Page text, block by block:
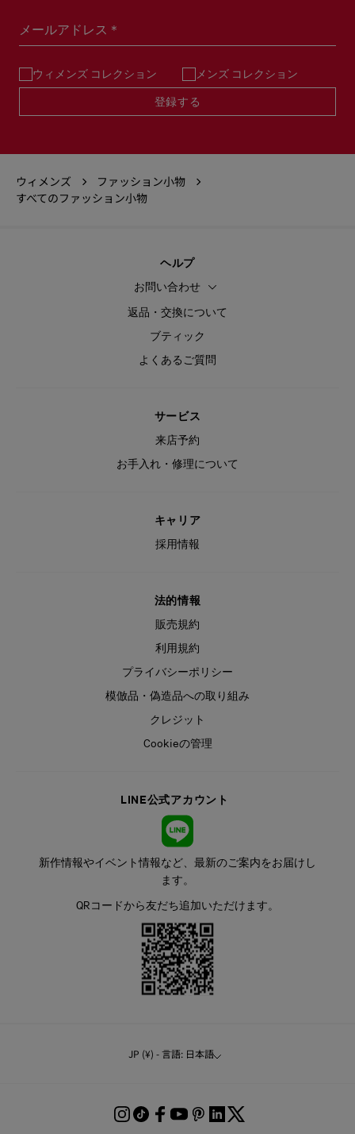
メールアドレス＊
ウィメンズ コレクション メンズ コレクション
登録する
ウィメンズ
ファッション小物
すべてのファッション小物
ヘルプ
お問い合わせ
返品・交換について
ブティック
よくあるご質問
サービス
来店予約
お手入れ・修理について
キャリア
採用情報
法的情報
販売規約
利用規約
プライバシーポリシー
模倣品・偽造品への取り組み
クレジット
Cookieの管理
LINE公式アカウント
新作情報やイベント情報など、最新のご案内をお届けし
ます。
QRコードから友だち追加いただけます。
JP (¥) - 言語: 日本語